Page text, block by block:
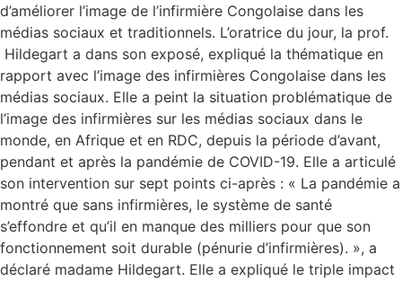
d’améliorer l’image de l’infirmière Congolaise dans les
médias sociaux et traditionnels. L’oratrice du jour, la prof.
Hildegart a dans son exposé, expliqué la thématique en
rapport avec l’image des infirmières Congolaise dans les
médias sociaux. Elle a peint la situation problématique de
l’image des infirmières sur les médias sociaux dans le
monde, en Afrique et en RDC, depuis la période d’avant,
pendant et après la pandémie de COVID-19. Elle a articulé
son intervention sur sept points ci-après : « La pandémie a
montré que sans infirmières, le système de santé
s’effondre et qu’il en manque des milliers pour que son
fonctionnement soit durable (pénurie d’infirmières). », a
déclaré madame Hildegart. Elle a expliqué le triple impact